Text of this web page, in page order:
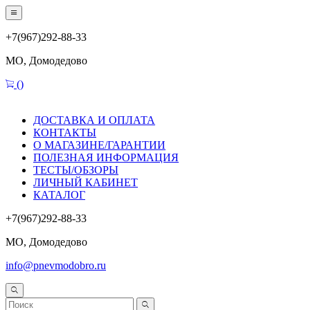
+7(967)292-88-33
МО, Домодедово
()
ДОСТАВКА И ОПЛАТА
КОНТАКТЫ
О МАГАЗИНЕ/ГАРАНТИИ
ПОЛЕЗНАЯ ИНФОРМАЦИЯ
ТЕСТЫ/ОБЗОРЫ
ЛИЧНЫЙ КАБИНЕТ
КАТАЛОГ
+7(967)292-88-33
МО, Домодедово
info@pnevmodobro.ru